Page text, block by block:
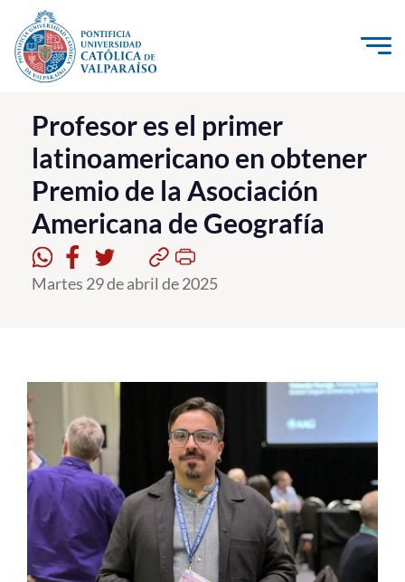
Click acá para ir directamente al contenido
La Universidad
Investigación, Creación e Innovación
PUCV Internacional
Vinculación con el Medio
Admisión
Formación Continua
Estudiantes
Académicos
Funcionarios
Alumni
Profesor es el primer
latinoamericano en obtener
Premio de la Asociación
Americana de Geografía
Martes 29 de abril de 2025